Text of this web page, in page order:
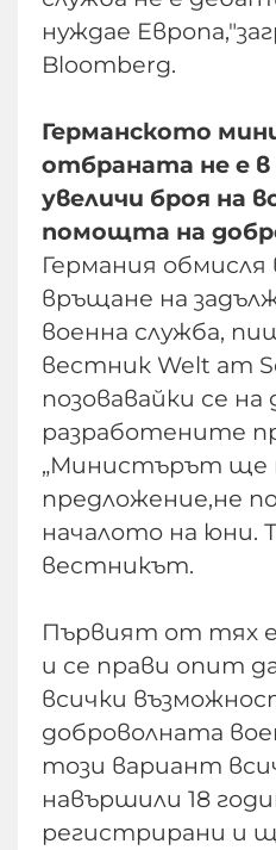
нуждае
Bloomberg.
Германското
отбраната не е в
увеличи броя на
помощта на
Германия
връщане на
военна служба,
вестник Welt am
позовавайки се
разработените
„Министърът ще
предложение,не
началото на юни.
вестникът.
Първият от тях е
и се прави опит
всички
доброволната
този вариант
навършили 18
регистрирани и